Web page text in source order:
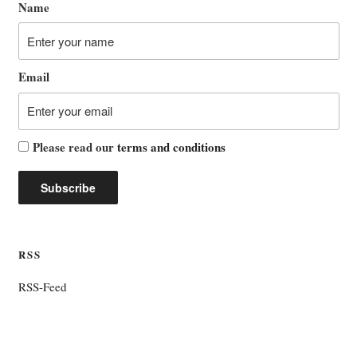
Name
Email
Please read ourterms and conditions
RSS
RSS-Feed